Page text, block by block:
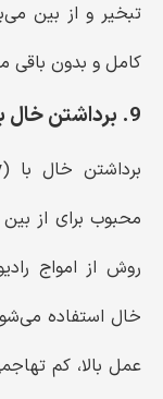
تبخیر و از بین
کامل و بدون باقی
9. برداشتن خال با آر اف
محبوب برای از
روش از امواج
خال استفاده
عمل بالا، کم